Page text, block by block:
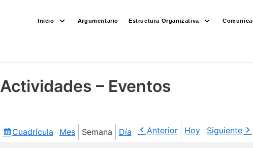
Inicio Argumentario Estructura Organizativa
Actividades – Eventos
Ver
Cuadrícula Mes Semana Día Anterior Hoy Siguiente